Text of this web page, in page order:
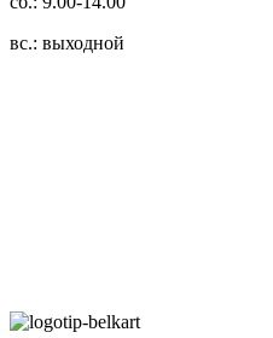
вс.: выходной